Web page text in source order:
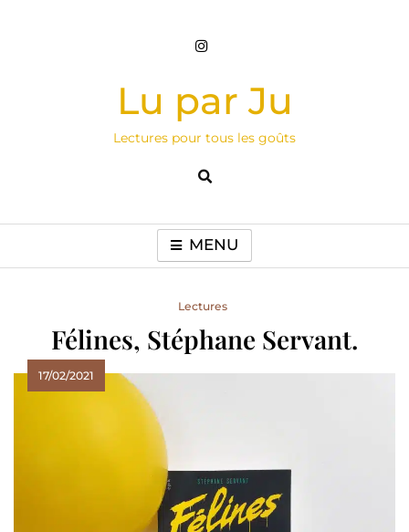
Lu par Ju
Lectures pour tous les goûts
MENU
Lectures
Félines, Stéphane Servant.
17/02/2021